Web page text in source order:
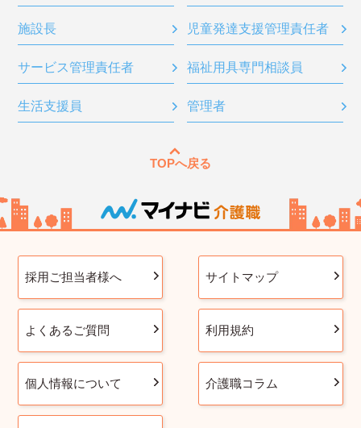
施設長 児童発達支援管理責任者
サービス管理責任者 福祉用具専門相談員
生活支援員 管理者
TOPへ戻る
採用ご担当者様へ サイトマップ
よくあるご質問 利用規約
個人情報について 介護職コラム